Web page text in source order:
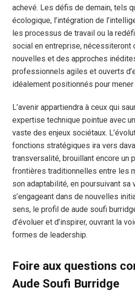
achevé. Les défis de demain, tels
écologique, l’intégration de
les processus de travail ou la
social en entreprise, nécessiteront
nouvelles et des approches
professionnels agiles et ouverts
idéalement positionnés pour
L’avenir appartiendra à ceux qui
expertise technique pointue avec
vaste des enjeux sociétaux.
fonctions stratégiques ira vers
transversalité, brouillant encore un
frontières traditionnelles entre les
son adaptabilité, en poursuivant sa
s’engageant dans de nouvelles
sens, le profil de aude soufi
d’évoluer et d’inspirer, ouvrant la
formes de leadership.
Foire aux questions
Aude Soufi Burridge